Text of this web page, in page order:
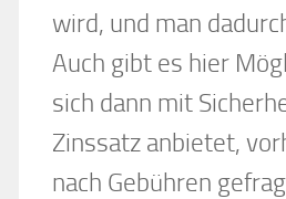
wird, und man
Auch gibt es hier
sich dann mit
Zinssatz anbietet,
nach Gebühren